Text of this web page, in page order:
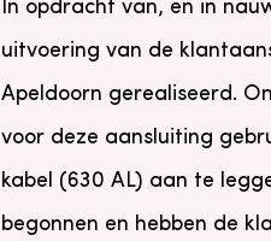
In opdracht van, en in
uitvoering van de
Apeldoorn gerealiseerd.
voor deze aansluiting
kabel (630 AL) aan te
begonnen en hebben de